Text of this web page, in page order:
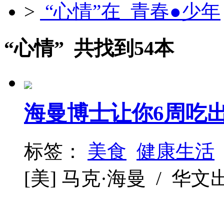
> “心情”在 青春●少年
“心情” 共找到54本
海曼博士让你6周吃
标签： 美食 健康生活
[美] 马克·海曼 / 华文